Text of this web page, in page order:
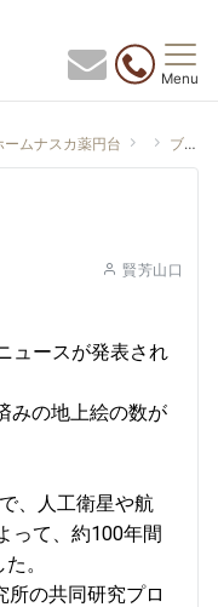
Menu
ムナスカ薬円台 ブログ
賢芳山口
ュースが発表され
みの地上絵の数が
、人工衛星や航
って、約100年間
。
所の共同研究プロ